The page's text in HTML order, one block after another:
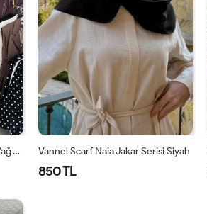
Vannel Scarf Naia Jakar Serisi Yağ Yeşili Vannel Scarf Naia Jakar Serisi Siyah
850 TL